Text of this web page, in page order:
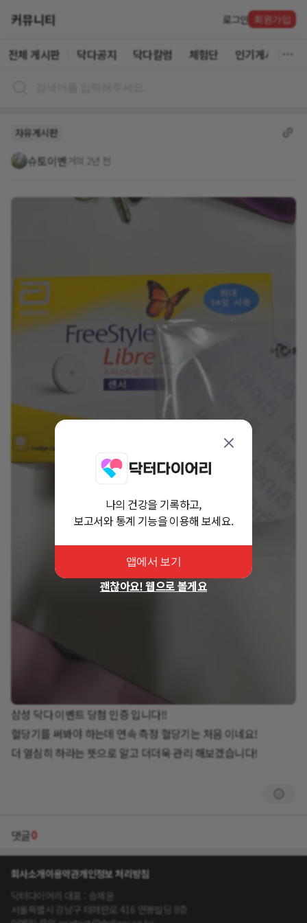
커뮤니티 로그인 회원가입
전체 게시판 닥다공지 닥다칼럼 체험단 인기게시글
자유게시판
슈토이벤 거의 2년 전
삼성 닥다 이벤트 당첨 인증 입니다!!
혈당기를 써봐야 하는데 연속 측정 혈당기는 처음 이네요!
더 열심히 하라는 뜻으로 알고 더더욱 관리 해보겠습니다!
댓글0
회사소개이용약관개인정보 처리방침
닥터다이어리 대표 : 송제윤
서울특별시 강남구 테헤란로 416 연봉빌딩 8층
나의 건강을 기록하고,
보고서와 통계 기능을 이용해 보세요.
앱에서 보기
괜찮아요! 웹으로 볼게요